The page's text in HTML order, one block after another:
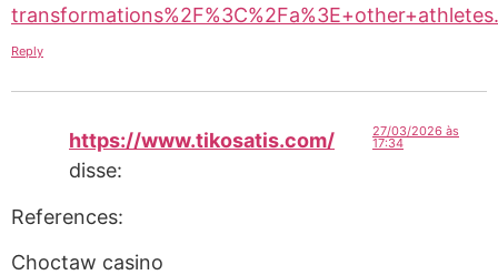
Reply
https://www.tikosatis.com/
disse:
27/03/2026 às
17:34
References:
Choctaw casino